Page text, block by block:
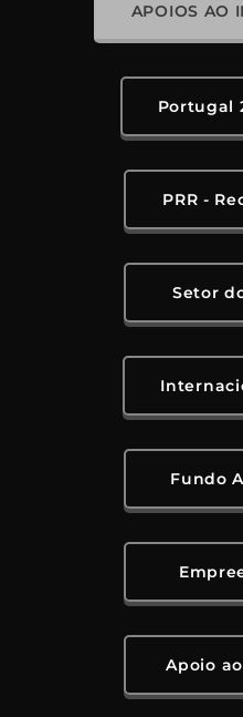
APOIOS AO
Portugal
PRR -
Setor
Fundo
Apoio